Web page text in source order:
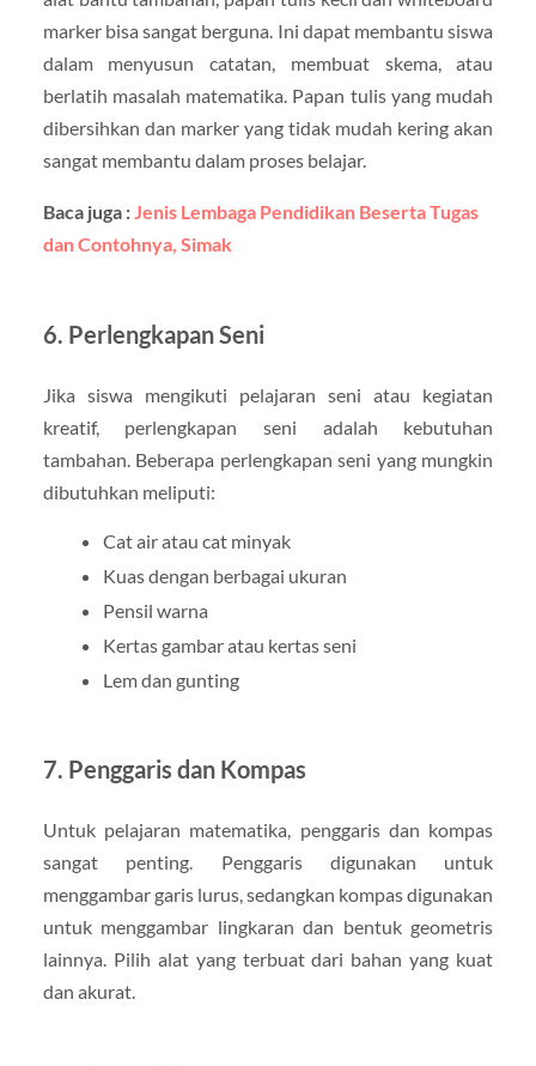
marker bisa sangat berguna. Ini dapat membantu siswa
dalam menyusun catatan, membuat skema, atau
berlatih masalah matematika. Papan tulis yang mudah
dibersihkan dan marker yang tidak mudah kering akan
sangat membantu dalam proses belajar.
Baca juga :Jenis Lembaga Pendidikan Beserta Tugas
dan Contohnya, Simak
6. Perlengkapan Seni
Jika siswa mengikuti pelajaran seni atau kegiatan
kreatif, perlengkapan seni adalah kebutuhan
tambahan. Beberapa perlengkapan seni yang mungkin
dibutuhkan meliputi:
Cat air atau cat minyak
Kuas dengan berbagai ukuran
Pensil warna
Kertas gambar atau kertas seni
Lem dan gunting
7. Penggaris dan Kompas
Untuk pelajaran matematika, penggaris dan kompas
sangat penting. Penggaris digunakan untuk
menggambar garis lurus, sedangkan kompas digunakan
untuk menggambar lingkaran dan bentuk geometris
lainnya. Pilih alat yang terbuat dari bahan yang kuat
dan akurat.